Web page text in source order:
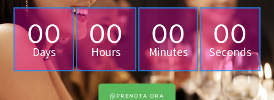
00
Days
00
Hours
00
Minutes
00
Seconds
PRENOTA ORA